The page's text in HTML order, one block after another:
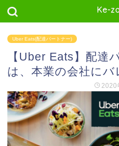
Ke-
Uber Eats(配達パートナー)
【Uber Eats】配達
は、本業の会社にバ
2020